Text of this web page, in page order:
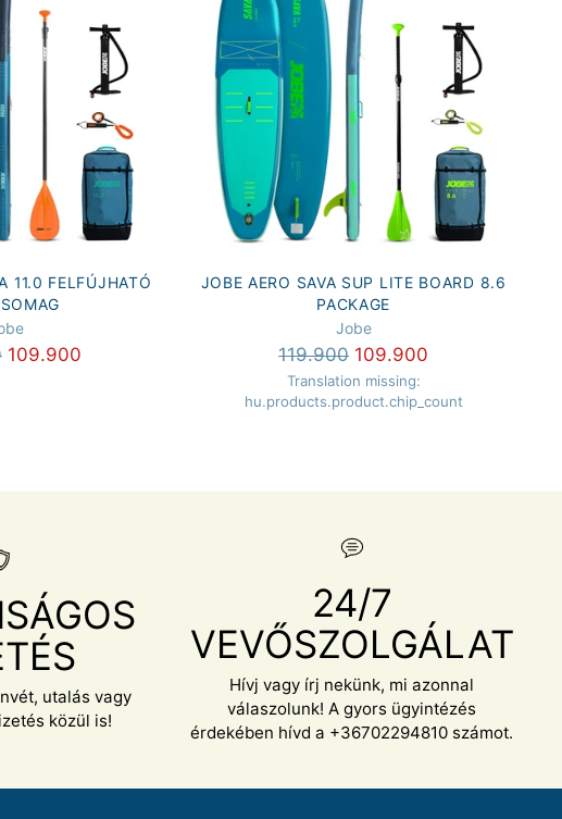
11.0 FELFÚJHATÓ
109.900
JOBE AERO SAVA SUP LITE BOARD 8.6
PACKAGE
Jobe
Normál
ár
119.900 109.900
Translation missing:
hu.products.product.chip_count
utalás vagy
közül is!
24/7
VEVŐSZOLGÁLAT
Hívj vagy írj nekünk, mi azonnal
válaszolunk! A gyors ügyintézés
érdekében hívd a +36702294810 számot.